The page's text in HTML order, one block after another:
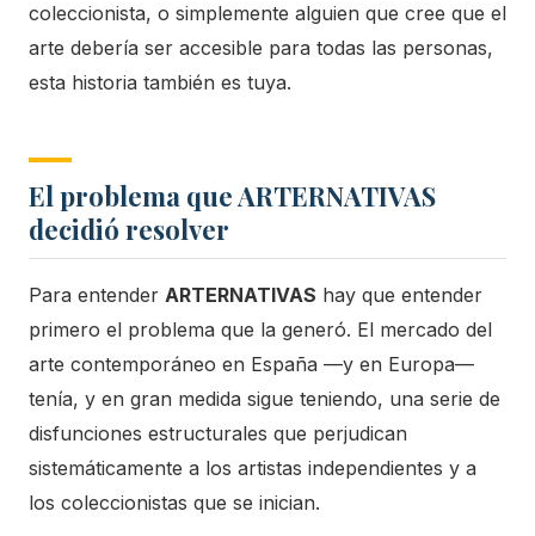
coleccionista, o simplemente alguien que cree que el
arte debería ser accesible para todas las personas,
esta historia también es tuya.
El problema que ARTERNATIVAS
decidió resolver
Para entender ARTERNATIVAS hay que entender
primero el problema que la generó. El mercado del
arte contemporáneo en España —y en Europa—
tenía, y en gran medida sigue teniendo, una serie de
disfunciones estructurales que perjudican
sistemáticamente a los artistas independientes y a
los coleccionistas que se inician.